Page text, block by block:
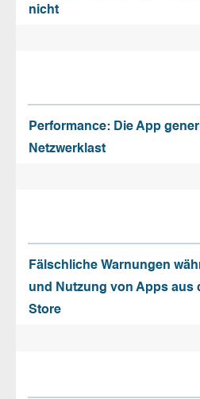
nicht
Performance: Die App
Netzwerklast
Fälschliche Warnungen
und Nutzung von Apps aus
Store